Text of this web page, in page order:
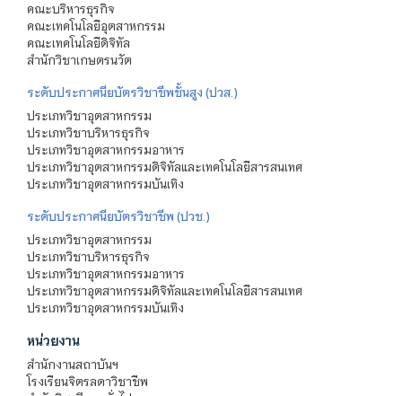
คณะบริหารธุรกิจ
คณะเทคโนโลยีอุตสาหกรรม
คณะเทคโนโลยีดิจิทัล
สำนักวิชาเกษตรนวัต
ระดับประกาศนียบัตรวิชาชีพชั้นสูง (ปวส.)
ประเภทวิชาอุตสาหกรรม
ประเภทวิชาบริหารธุรกิจ
ประเภทวิชาอุตสาหกรรมอาหาร
ประเภทวิชาอุตสาหกรรมดิจิทัลและเทคโนโลยีสารสนเทศ
ประเภทวิชาอุตสาหกรรมบันเทิง
ระดับประกาศนียบัตรวิชาชีพ (ปวช.)
ประเภทวิชาอุตสาหกรรม
ประเภทวิชาบริหารธุรกิจ
ประเภทวิชาอุตสาหกรรมอาหาร
ประเภทวิชาอุตสาหกรรมดิจิทัลและเทคโนโลยีสารสนเทศ
ประเภทวิชาอุตสาหกรรมบันเทิง
หน่วยงาน
สำนักงานสถาบันฯ
โรงเรียนจิตรลดาวิชาชีพ